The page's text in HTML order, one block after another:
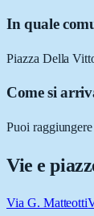
In quale
Piazza Della
Come si
Puoi
Vie e
Via G. Matteotti